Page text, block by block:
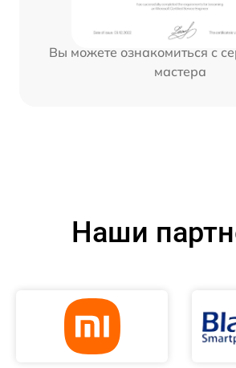
Вы можете ознакомиться с
мастера
Наши